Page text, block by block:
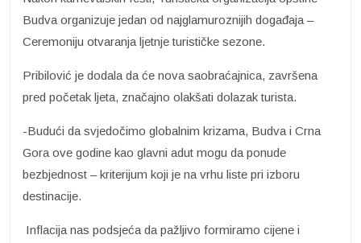
Budva organizuje jedan od najglamuroznijih događaja –
Ceremoniju otvaranja ljetnje turističke sezone.
Pribilović je dodala da će nova saobraćajnica, završena
pred početak ljeta, značajno olakšati dolazak turista.
-Budući da svjedočimo globalnim krizama, Budva i Crna
Gora ove godine kao glavni adut mogu da ponude
bezbjednost – kriterijum koji je na vrhu liste pri izboru
destinacije.
Inflacija nas podsjeća da pažljivo formiramo cijene i